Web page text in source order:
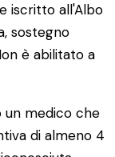
iscritto all'Albo
sostegno
è abilitato a
un medico che
di almeno 4